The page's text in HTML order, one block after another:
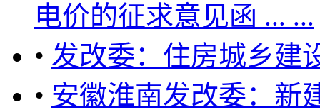
电价的征求意见函 ... ...
• 发改委：住房城乡建
• 安徽淮南发改委：新